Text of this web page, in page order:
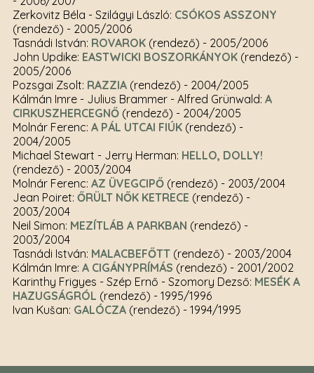
Zerkovitz Béla - Szilágyi László: CSÓKOS ASSZONY
(rendező) - 2005/2006
Tasnádi István: ROVAROK(rendező) - 2005/2006
John Updike: EASTWICKI BOSZORKÁNYOK(rendező) -
2005/2006
Pozsgai Zsolt: RAZZIA (rendező) - 2004/2005
Kálmán Imre - Julius Brammer - Alfred Grünwald: A
CIRKUSZHERCEGNŐ(rendező) - 2004/2005
Molnár Ferenc: A PÁL UTCAI FIÚK(rendező) -
2004/2005
Michael Stewart - Jerry Herman: HELLO, DOLLY!
(rendező) - 2003/2004
Molnár Ferenc: AZ ÜVEGCIPŐ(rendező) - 2003/2004
Jean Poiret: ŐRÜLT NŐK KETRECE (rendező) -
2003/2004
Neil Simon: MEZÍTLÁB A PARKBAN (rendező) -
2003/2004
Tasnádi István: MALACBEFŐTT(rendező) - 2003/2004
Kálmán Imre: A CIGÁNYPRÍMÁS (rendező) - 2001/2002
Karinthy Frigyes - Szép Ernő - Szomory Dezső: MESÉK A
HAZUGSÁGRÓL (rendező) - 1995/1996
Ivan Kušan: GALÓCZA(rendező) - 1994/1995